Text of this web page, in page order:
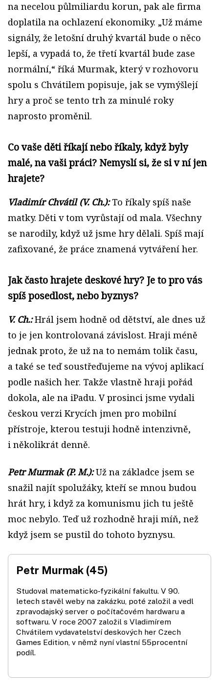
na necelou půlmiliardu korun, pak ale firma
doplatila na ochlazení ekonomiky. „Už máme
signály, že letošní druhý kvartál bude o něco
lepší, a vypadá to, že třetí kvartál bude zase
normální,“ říká Murmak, který v rozhovoru
spolu s Chvátilem popisuje, jak se vymýšlejí
hry a proč se tento trh za minulé roky
naprosto proměnil.
Co vaše děti říkají nebo říkaly, když byly
malé, na vaši práci? Nemyslí si, že si v ní jen
hrajete?
Vladimír Chvátil (V. Ch.):To říkaly spíš naše
matky. Děti v tom vyrůstají od mala. Všechny
se narodily, když už jsme hry dělali. Spíš mají
zafixované, že práce znamená vytváření her.
Jak často hrajete deskové hry? Je to pro vás
spíš posedlost, nebo byznys?
V. Ch.:Hrál jsem hodně od dětství, ale dnes už
to je jen kontrolovaná závislost. Hraji méně
jednak proto, že už na to nemám tolik času,
a také se teď soustřeďujeme na vývoj aplikací
podle našich her. Takže vlastně hraji pořád
dokola, ale na iPadu. V prosinci jsme vydali
českou verzi Krycích jmen pro mobilní
přístroje, kterou testuji hodně intenzivně,
i několikrát denně.
Petr Murmak (P. M.):Už na základce jsem se
snažil najít spolužáky, kteří se mnou budou
hrát hry, i když za komunismu jich tu ještě
moc nebylo. Teď už rozhodně hraji míň, než
když jsem se pustil do tohoto byznysu.
Petr Murmak (45)
Studoval matematicko‑fyzikální fakultu. V 90.
letech stavěl weby na zakázku, poté založil a vedl
zpravodajský server o počítačovém hardwaru a
softwaru. V roce 2007 založil s Vladimírem
Chvátilem vydavatelství deskových her Czech
Games Edition, v němž nyní vlastní 55procentní
podíl.